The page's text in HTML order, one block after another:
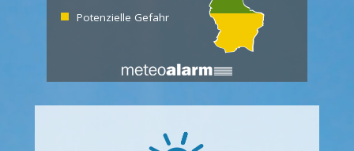
Potenzielle Gefahr